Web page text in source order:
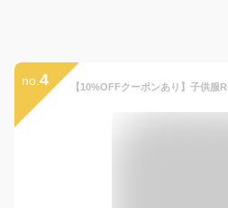
no. 4